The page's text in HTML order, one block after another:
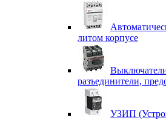
литом корпусе
разъединители,
УЗИП